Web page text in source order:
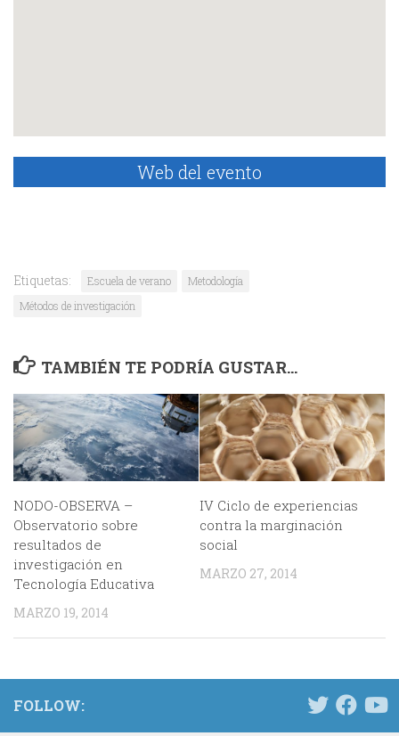
Web del evento
Etiquetas: Escuela de verano
Metodología
Métodos de investigación
TAMBIÉN TE PODRÍA GUSTAR...
NODO-OBSERVA –
Observatorio sobre
resultados de
investigación en
Tecnología Educativa
MARZO 19, 2014
IV Ciclo de experiencias
contra la marginación
social
MARZO 27, 2014
FOLLOW: